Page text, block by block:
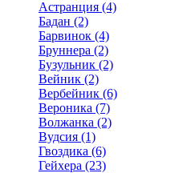
Астранция (4)
Бадан (2)
Барвинок (4)
Бруннера (2)
Бузульник (2)
Вейник (2)
Вербейник (6)
Вероника (7)
Волжанка (2)
Вудсия (1)
Гвоздика (6)
Гейхера (23)